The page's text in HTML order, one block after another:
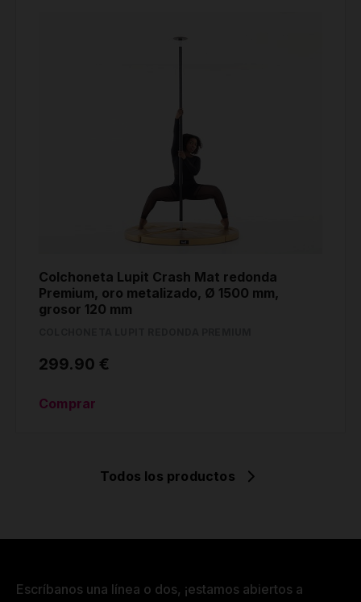
Colchoneta Lupit Crash Mat redonda
Premium, oro metalizado, Ø 1500 mm,
grosor 120 mm
299.90 €
Comprar
Todos los productos
Escríbanos una línea o dos, ¡estamos abiertos a